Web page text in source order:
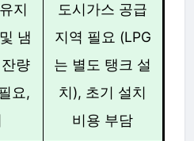
지
냄
량
요,
도시가스 공급
지역 필요 (LPG
는 별도 탱크 설
치), 초기 설치
비용 부담